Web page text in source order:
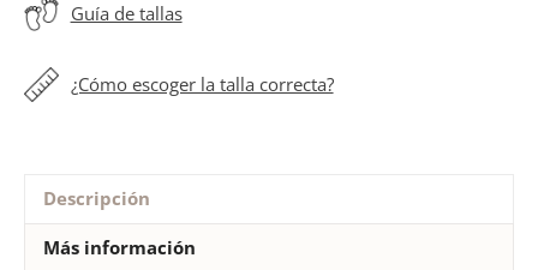
Guía de tallas
¿Cómo escoger la talla correcta?
Descripción
Más información